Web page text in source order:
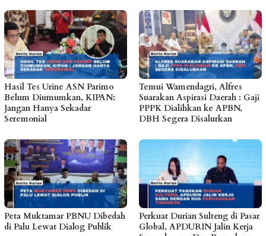
Hasil Tes Urine ASN Parimo
Belum Diumumkan, KIPAN:
Jangan Hanya Sekadar
Seremonial
Temui Wamendagri, Alfres
Suarakan Aspirasi Daerah : Gaji
PPPK Dialihkan ke APBN,
DBH Segera Disalurkan
Peta Muktamar PBNU Dibedah
di Palu Lewat Dialog Publik
Perkuat Durian Sulteng di Pasar
Global, APDURIN Jalin Kerja